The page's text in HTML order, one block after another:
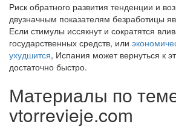
Риск обратного развития тенденции и
двузначным показателям безработицы
Если стимулы иссякнут и сократятся
государственных средств, или
ухудшится, Испания может вернуться к
достаточно быстро.
Материалы по
vtorrevieje.com